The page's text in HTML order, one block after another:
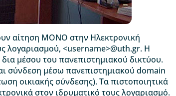
αίτηση ΜΟΝΟ στην Ηλεκτρονική
λογαριασμού, <username>@uth.gr. Η
μέσου του πανεπιστημιακού δικτύου.
σύνδεση μέσω πανεπιστημιακού domain
οικιακής σύνδεσης). Τα πιστοποιητικά
στον ιδρυματικό τους λογαριασμό.